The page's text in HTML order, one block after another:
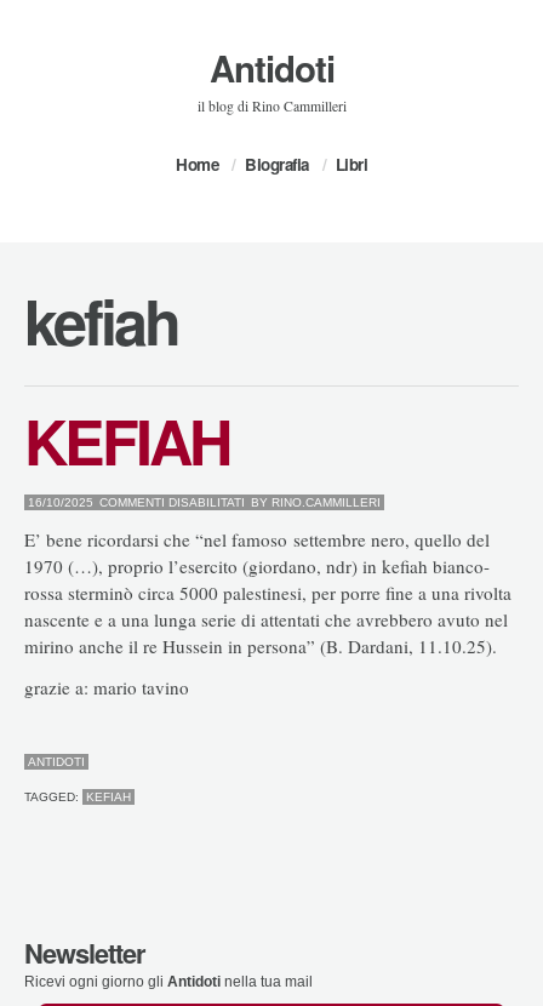
Antidoti
il blog di Rino Cammilleri
Home Biografia Libri
kefiah
KEFIAH
16/10/2025 COMMENTI DISABILITATI SU
BY RINO.CAMMILLERI
E’ bene ricordarsi che “nel famoso settembre nero, quello del
1970 (…), proprio l’esercito (giordano, ndr) in kefiah bianco-
rossa sterminò circa 5000 palestinesi, per porre fine a una rivolta
nascente e a una lunga serie di attentati che avrebbero avuto nel
mirino anche il re Hussein in persona” (B. Dardani, 11.10.25).
grazie a: mario tavino
ANTIDOTI
TAGGED: KEFIAH
Newsletter
Ricevi ogni giorno gli Antidoti nella tua mail